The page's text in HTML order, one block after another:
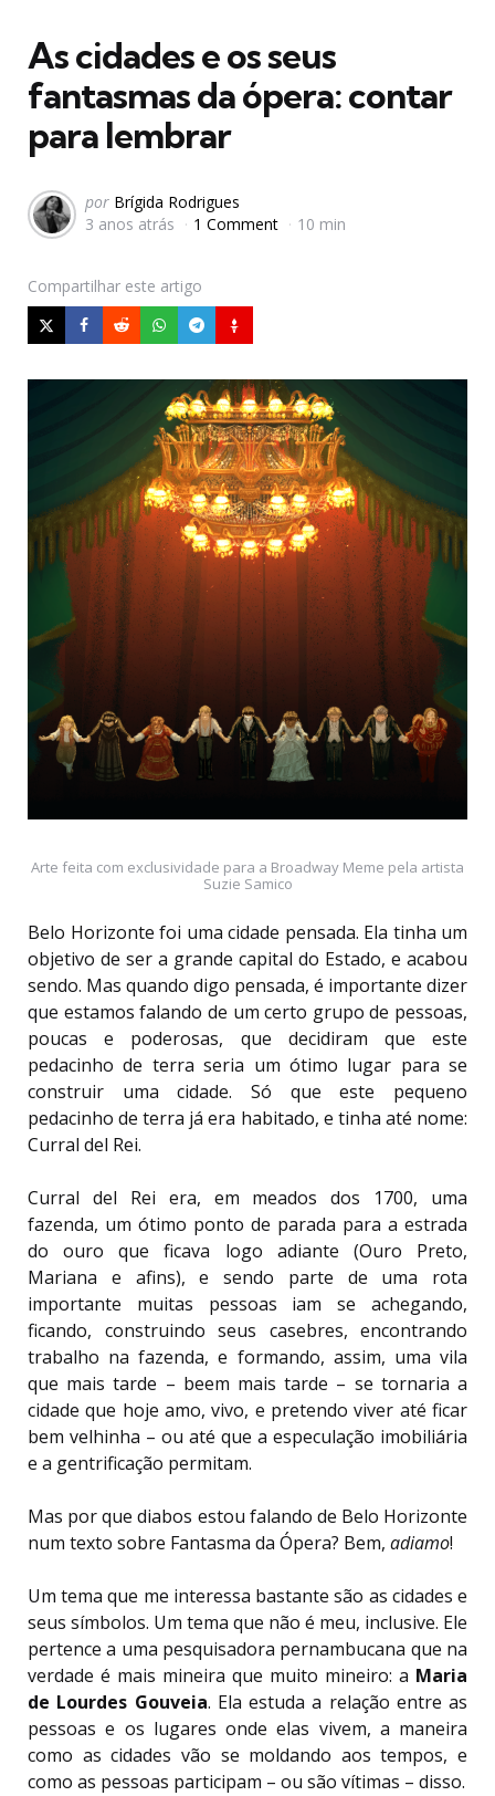
As cidades e os seus
fantasmas da ópera: contar
para lembrar
Postado
por
por Brígida Rodrigues
3 anos atrás
1 Comment 10 min
Compartilhar este artigo
Arte feita com exclusividade para a Broadway Meme pela artista
Suzie Samico
Belo Horizonte foi uma cidade pensada. Ela tinha um
objetivo de ser a grande capital do Estado, e acabou
sendo. Mas quando digo pensada, é importante dizer
que estamos falando de um certo grupo de pessoas,
poucas e poderosas, que decidiram que este
pedacinho de terra seria um ótimo lugar para se
construir uma cidade. Só que este pequeno
pedacinho de terra já era habitado, e tinha até nome:
Curral del Rei.
Curral del Rei era, em meados dos 1700, uma
fazenda, um ótimo ponto de parada para a estrada
do ouro que ficava logo adiante (Ouro Preto,
Mariana e afins), e sendo parte de uma rota
importante muitas pessoas iam se achegando,
ficando, construindo seus casebres, encontrando
trabalho na fazenda, e formando, assim, uma vila
que mais tarde – beem mais tarde – se tornaria a
cidade que hoje amo, vivo, e pretendo viver até ficar
bem velhinha – ou até que a especulação imobiliária
e a gentrificação permitam.
Mas por que diabos estou falando de Belo Horizonte
num texto sobre Fantasma da Ópera? Bem, adiamo!
Um tema que me interessa bastante são as cidades e
seus símbolos. Um tema que não é meu, inclusive. Ele
pertence a uma pesquisadora pernambucana que na
verdade é mais mineira que muito mineiro: a Maria
de Lourdes Gouveia. Ela estuda a relação entre as
pessoas e os lugares onde elas vivem, a maneira
como as cidades vão se moldando aos tempos, e
como as pessoas participam – ou são vítimas – disso.